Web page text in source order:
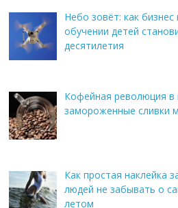
Небо зовёт: как
обучении детей
десятилетия
Кофейная революция в
замороженные сливки
Как простая наклейка
людей не забывать о
летом